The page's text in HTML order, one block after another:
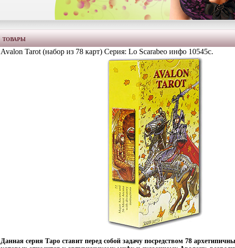
ТОВАРЫ
Avalon Tarot (набор из 78 карт) Серия: Lo Scarabeo инфо 10545c.
Данная серия Таро ставит перед собой задачу посредством 78